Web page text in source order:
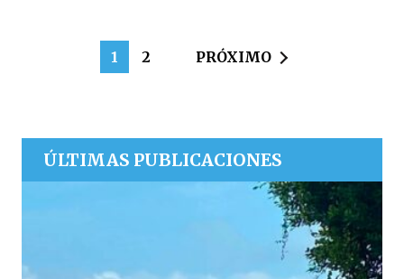
1 2 PRÓXIMO
ÚLTIMAS PUBLICACIONES